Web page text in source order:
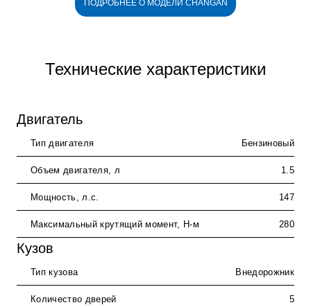
ПОДРОБНЕЕ О МОДЕЛИ CHANGAN
Технические характеристики
Двигатель
Тип двигателя Бензиновый
Объем двигателя, л 1.5
Мощность, л.с. 147
Максимальный крутящий момент, Н-м 280
Кузов
Тип кузова Внедорожник
Количество дверей 5